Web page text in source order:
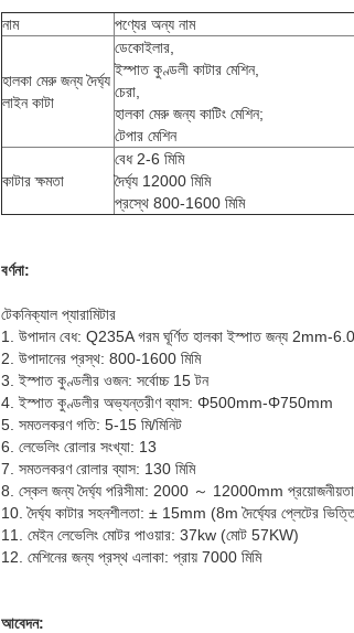
নাম পণ্যের অন্য নাম
হালকা মেরু জন্য দৈর্ঘ্য
লাইন কাটা
ডেকোইলার,
ইস্পাত কুণ্ডলী কাটার মেশিন,
চেরা,
হালকা মেরু জন্য কাটিং মেশিন;
টেপার মেশিন
কাটার ক্ষমতা
বেধ 2-6 মিমি
দৈর্ঘ্য 12000 মিমি
প্রস্থে 800-1600 মিমি
বর্ণনা:
টেকনিক্যাল প্যারামিটার
1. উপাদান বেধ: Q235A গরম ঘূর্ণিত হালকা ইস্পাত জন্য 2mm-
2. উপাদানের প্রস্থ: 800-1600 মিমি
3. ইস্পাত কুণ্ডলীর ওজন: সর্বোচ্চ 15 টন
4. ইস্পাত কুণ্ডলীর অভ্যন্তরীণ ব্যাস: Φ500mm-Φ750mm
5. সমতলকরণ গতি: 5-15 মি/মিনিট
6. লেভেলিং রোলার সংখ্যা: 13
7. সমতলকরণ রোলার ব্যাস: 130 মিমি
8. স্কেল জন্য দৈর্ঘ্য পরিসীমা: 2000 ～ 12000mm প্রয়োজনীয়তা
10. দৈর্ঘ্য কাটার সহনশীলতা: ± 15mm (8m দৈর্ঘ্যের প্লেটের
11. মেইন লেভেলিং মোটর পাওয়ার: 37kw (মোট 57KW)
12. মেশিনের জন্য প্রস্থ এলাকা: প্রায় 7000 মিমি
আবেদন: